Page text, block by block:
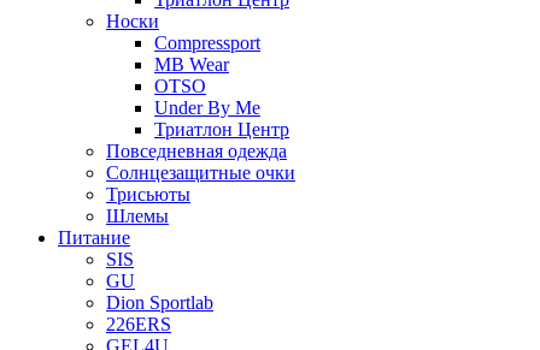
Носки
Compressport
MB Wear
OTSO
Under By Me
Триатлон Центр
Повседневная одежда
Солнцезащитные очки
Трисьюты
Шлемы
Питание
SIS
GU
Dion Sportlab
226ERS
GEL4U